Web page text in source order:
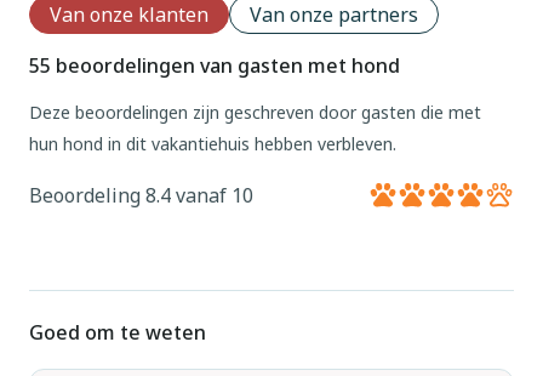
Van onze klanten
Van onze partners
55 beoordelingen van gasten met hond
Deze beoordelingen zijn geschreven door gasten die met
hun hond in dit vakantiehuis hebben verbleven.
Beoordeling 8.4 vanaf 10
Goed om te weten